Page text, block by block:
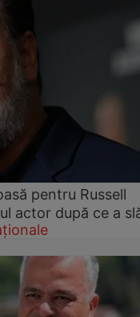
pentru Russell
actor după ce a